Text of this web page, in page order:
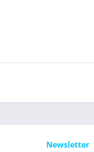
Newsletter